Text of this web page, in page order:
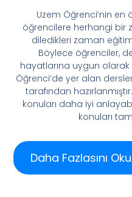
Uzem Öğrenci’nin en
öğrencilere herhangi bir
diledikleri zaman
Böylece öğrenciler,
hayatlarına uygun olarak
Öğrenci’de yer alan
tarafından
konuları daha iyi
konuları
Daha Fazlasını